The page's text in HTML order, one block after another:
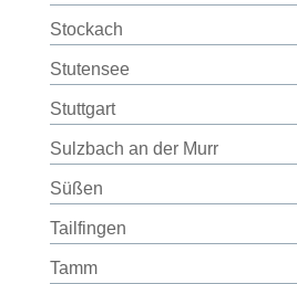
Stockach
Stutensee
Stuttgart
Sulzbach an der Murr
Süßen
Tailfingen
Tamm